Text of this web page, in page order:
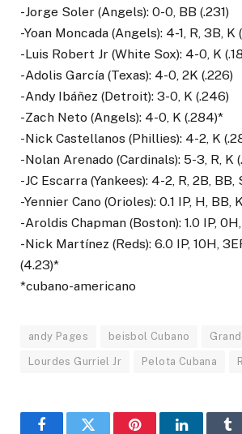
-Jorge Soler (Angels): 0-0, BB (.231)
-Yoan Moncada (Angels): 4-1, R, 3B, K
-Luis Robert Jr (White Sox): 4-0, K
-Adolis García (Texas): 4-0, 2K (.226)
-Andy Ibáñez (Detroit): 3-0, K (.246)
-Zach Neto (Angels): 4-0, K (.284)*
-Nick Castellanos (Phillies): 4-2, K
-Nolan Arenado (Cardinals): 5-3, R, K
-JC Escarra (Yankees): 4-2, R, 2B, BB,
-Yennier Cano (Orioles): 0.1 IP, H, BB,
-Aroldis Chapman (Boston): 1.0 IP,
-Nick Martínez (Reds): 6.0 IP, 10H,
(4.23)*
*cubano-americano
andy Pages beisbol Cubano
Lourdes Gurriel Jr Pelota Cubana